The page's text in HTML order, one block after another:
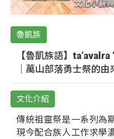
魯凱族
【魯凱族語】
｜萬山部落勇士祭的由
文化介紹
傳統祖靈祭是一系列為
現今配合族人工作求學